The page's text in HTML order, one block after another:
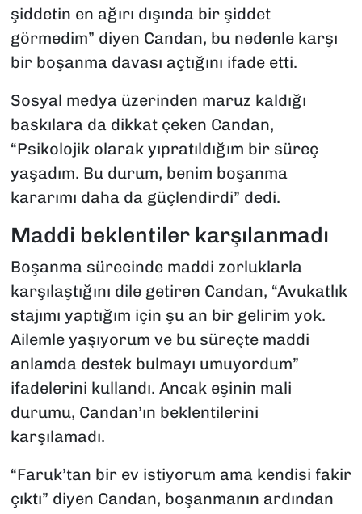
şiddetin en ağırı dışında bir şiddet
görmedim” diyen Candan, bu nedenle karşı
bir boşanma davası açtığını ifade etti.
Sosyal medya üzerinden maruz kaldığı
baskılara da dikkat çeken Candan,
“Psikolojik olarak yıpratıldığım bir süreç
yaşadım. Bu durum, benim boşanma
kararımı daha da güçlendirdi” dedi.
Maddi beklentiler karşılanmadı
Boşanma sürecinde maddi zorluklarla
karşılaştığını dile getiren Candan, “Avukatlık
stajımı yaptığım için şu an bir gelirim yok.
Ailemle yaşıyorum ve bu süreçte maddi
anlamda destek bulmayı umuyordum”
ifadelerini kullandı. Ancak eşinin mali
durumu, Candan’ın beklentilerini
karşılamadı.
“Faruk’tan bir ev istiyorum ama kendisi fakir
çıktı” diyen Candan, boşanmanın ardından